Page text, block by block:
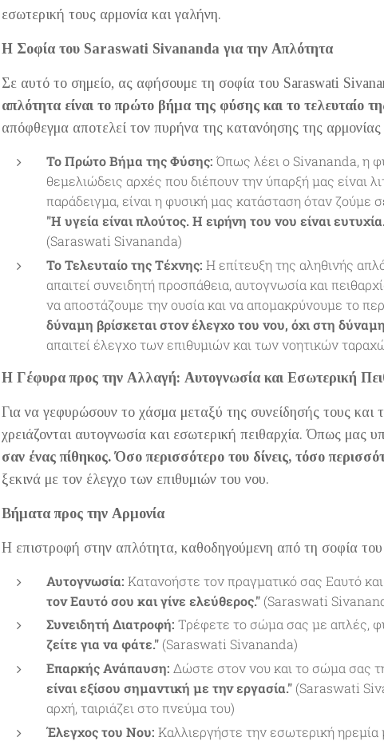
εσωτερική τους αρμονία και γαλήνη.
Η Σοφία του Saraswati Sivananda για την Απλότητα
Σε αυτό το σημείο, ας αφήσουμε τη σοφία του Saraswati
απλότητα είναι το πρώτο βήμα της φύσης και το τελευταίο
απόφθεγμα αποτελεί τον πυρήνα της κατανόησης της
Το Πρώτο Βήμα της Φύσης: Όπως λέει ο Sivananda, η
θεμελιώδεις αρχές που διέπουν την ύπαρξή μας είναι
παράδειγμα, είναι η φυσική μας κατάσταση όταν ζούμε
"Η υγεία είναι πλούτος. Η ειρήνη του νου είναι
(Saraswati Sivananda)
Το Τελευταίο της Τέχνης: Η επίτευξη της αληθινής
απαιτεί συνειδητή προσπάθεια, αυτογνωσία και
να αποστάζουμε την ουσία και να απομακρύνουμε το
δύναμη βρίσκεται στον έλεγχο του νου, όχι στη
απαιτεί έλεγχο των επιθυμιών και των νοητικών
Η Γέφυρα προς την Αλλαγή: Αυτογνωσία και Εσωτερική
Για να γεφυρώσουν το χάσμα μεταξύ της συνείδησής τους και
χρειάζονται αυτογνωσία και εσωτερική πειθαρχία. Όπως μας
σαν ένας πίθηκος. Όσο περισσότερο του δίνεις, τόσο
ξεκινά με τον έλεγχο των επιθυμιών του νου.
Βήματα προς την Αρμονία
Η επιστροφή στην απλότητα, καθοδηγούμενη από τη σοφία του
Αυτογνωσία: Κατανοήστε τον πραγματικό σας Εαυτό
τον Εαυτό σου και γίνε ελεύθερος." (Saraswati
Συνειδητή Διατροφή: Τρέφετε το σώμα σας με απλές,
ζείτε για να φάτε." (Saraswati Sivananda)
Επαρκής Ανάπαυση: Δώστε στον νου και το σώμα σας
είναι εξίσου σημαντική με την εργασία." (Saraswati
αρχή, ταιριάζει στο πνεύμα του)
Έλεγχος του Νου: Καλλιεργήστε την εσωτερική